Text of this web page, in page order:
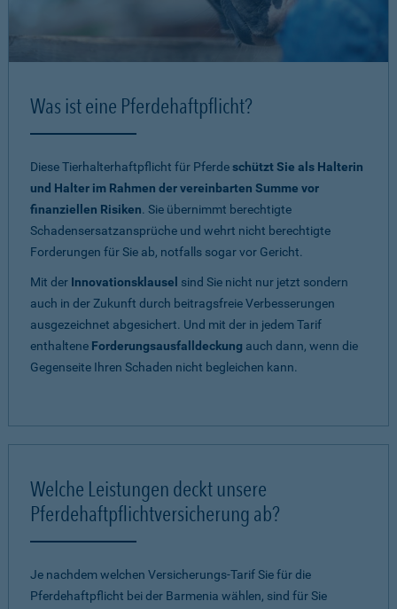
Was ist eine Pferdehaftpflicht?
Diese Tierhalterhaftpflicht für Pferdeschützt Sie als Halterin
und Halter im Rahmen der vereinbarten Summe vor
finanziellen Risiken. Sie übernimmt berechtigte
Schadensersatzansprüche und wehrt nicht berechtigte
Forderungen für Sie ab, notfalls sogar vor Gericht.
Mit der Innovationsklausel sind Sie nicht nur jetzt sondern
auch in der Zukunft durch beitragsfreie Verbesserungen
ausgezeichnet abgesichert. Und mit der in jedem Tarif
enthaltene Forderungsausfalldeckung auch dann, wenn die
Gegenseite Ihren Schaden nicht begleichen kann.
Welche Leistungen deckt unsere
Pferdehaftpflichtversicherung ab?
Je nachdem welchen Versicherungs-Tarif Sie für die
Pferdehaftpflicht bei der Barmenia wählen, sind für Sie